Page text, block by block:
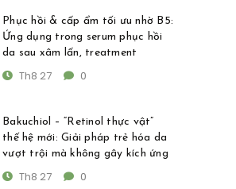
Phục hồi & cấp ẩm tối ưu nhờ B5:
Ứng dụng trong serum phục hồi
da sau xâm lấn, treatment
Th8 27 0
Bakuchiol – “Retinol thực vật”
thế hệ mới: Giải pháp trẻ hóa da
vượt trội mà không gây kích ứng
Th8 27 0